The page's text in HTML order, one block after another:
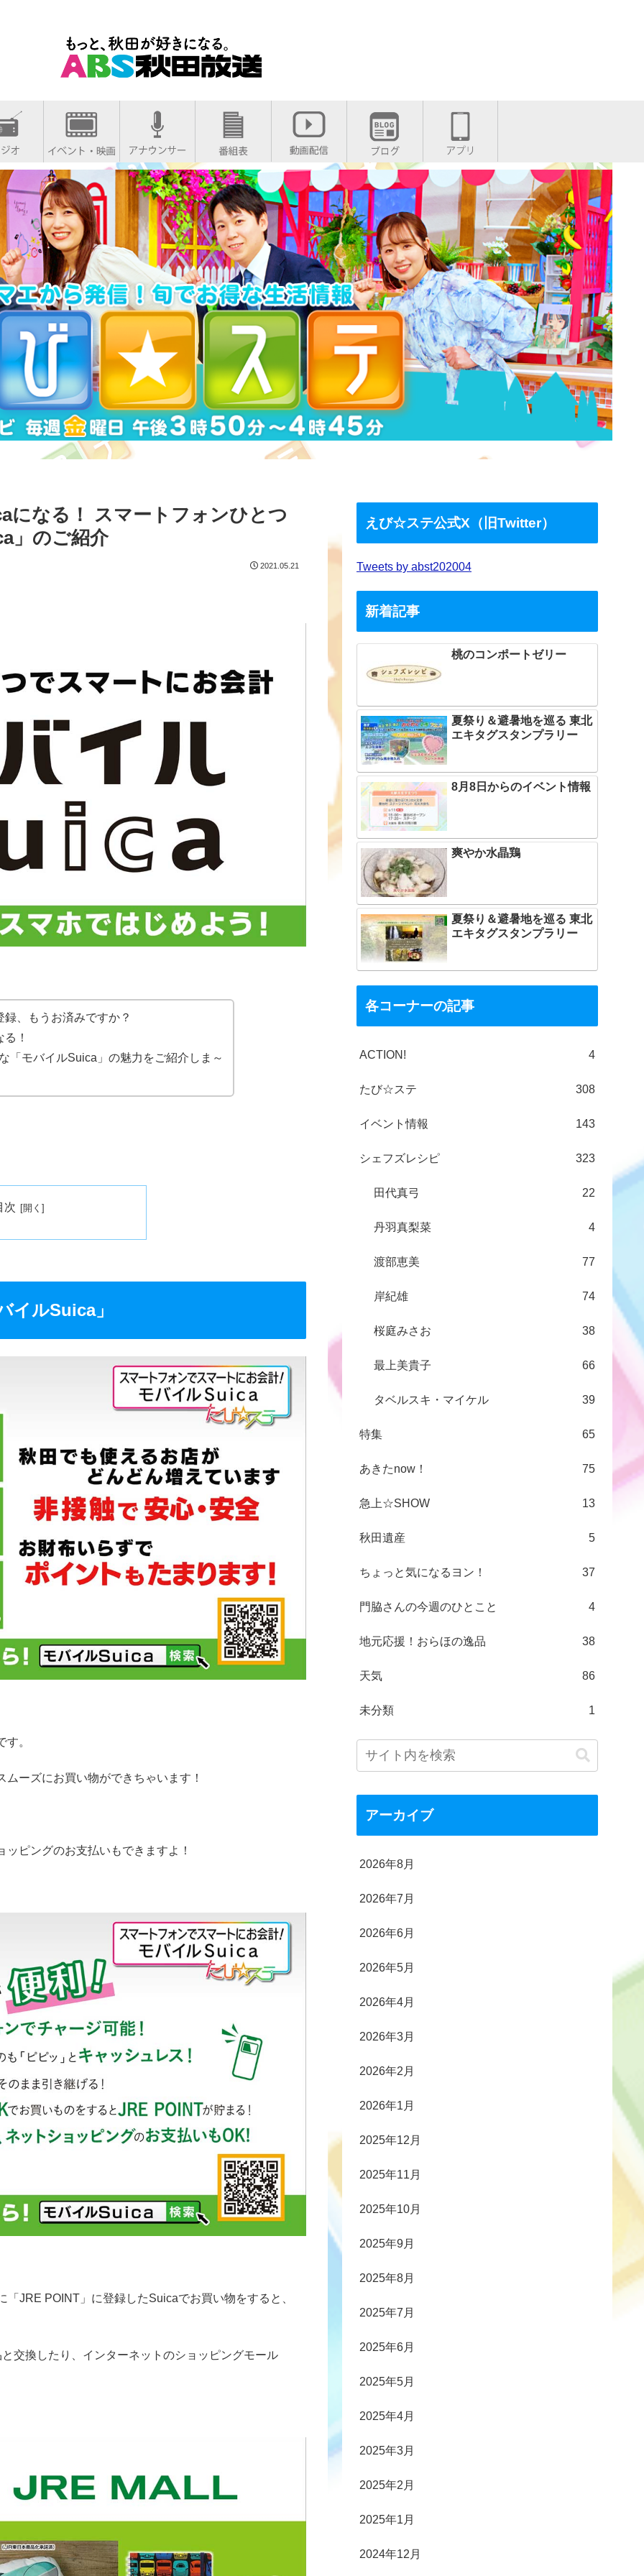
になる！ スマートフォンひとつ
」のご紹介
2021.05.21
、もうお済みですか？
！
「モバイルSuica」の魅力をご紹介しま～
次
イルSuica」
。
ーズにお買い物ができちゃいます！
ピングのお支払いもできますよ！
JRE POINT」に登録したSuicaでお買い物をすると、
交換したり、インターネットのショッピングモール
えび☆ステ公式X（旧Twitter）
Tweets by abst202004
新着記事
桃のコンポートゼリー
夏祭り＆避暑地を巡る 東北
エキタグスタンプラリー
8月8日からのイベント情報
爽やか水晶鶏
夏祭り＆避暑地を巡る 東北
エキタグスタンプラリー
各コーナーの記事
ACTION! 4
たび☆ステ 308
イベント情報 143
シェフズレシピ 323
田代真弓 22
丹羽真梨菜 4
渡部恵美 77
岸紀雄 74
桜庭みさお 38
最上美貴子 66
タベルスキ・マイケル 39
特集 65
あきたnow！ 75
急上☆SHOW 13
秋田遺産 5
ちょっと気になるヨン！ 37
門脇さんの今週のひとこと 4
地元応援！おらほの逸品 38
天気 86
未分類 1
アーカイブ
2026年8月
2026年7月
2026年6月
2026年5月
2026年4月
2026年3月
2026年2月
2026年1月
2025年12月
2025年11月
2025年10月
2025年9月
2025年8月
2025年7月
2025年6月
2025年5月
2025年4月
2025年3月
2025年2月
2025年1月
2024年12月